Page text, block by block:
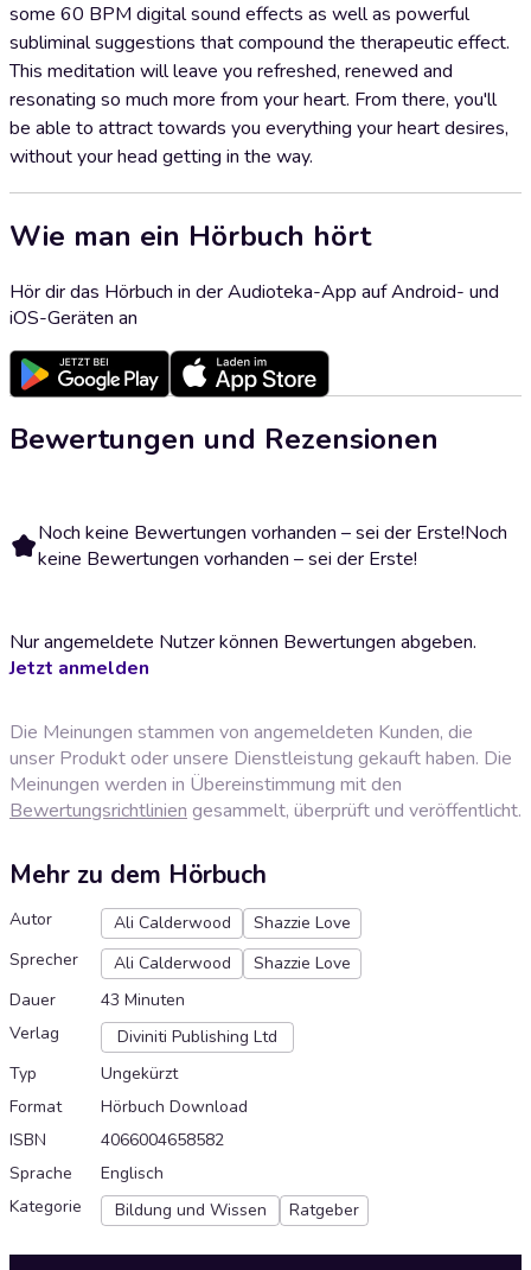
some 60 BPM digital sound effects as well as powerful
subliminal suggestions that compound the therapeutic effect.
This meditation will leave you refreshed, renewed and
resonating so much more from your heart. From there, you'll
be able to attract towards you everything your heart desires,
without your head getting in the way.
Wie man ein Hörbuch hört
Hör dir das Hörbuch in der Audioteka-App auf Android- und
iOS-Geräten an
Bewertungen und Rezensionen
Noch keine Bewertungen vorhanden – sei der Erste!Noch
keine Bewertungen vorhanden – sei der Erste!
Nur angemeldete Nutzer können Bewertungen abgeben.
Jetzt anmelden
Die Meinungen stammen von angemeldeten Kunden, die
unser Produkt oder unsere Dienstleistung gekauft haben. Die
Meinungen werden in Übereinstimmung mit den
Bewertungsrichtlinien gesammelt, überprüft und veröffentlicht.
Mehr zu dem Hörbuch
Autor Ali Calderwood
Shazzie Love
Sprecher
Ali Calderwood
Shazzie Love
Dauer
43 Minuten
Verlag
Diviniti Publishing Ltd
Typ
Ungekürzt
Format
Hörbuch Download
ISBN
4066004658582
Sprache
Englisch
Kategorie
Bildung und Wissen Ratgeber